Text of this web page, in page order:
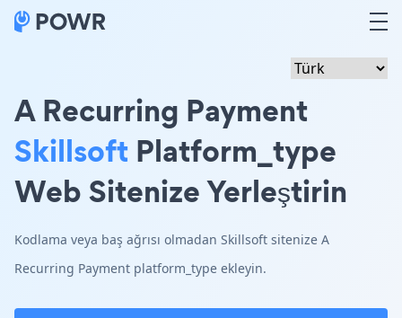
A Recurring Payment
Skillsoft Platform_type
Web Sitenize Yerleştirin
Kodlama veya baş ağrısı olmadan Skillsoft sitenize A
Recurring Payment platform_type ekleyin.